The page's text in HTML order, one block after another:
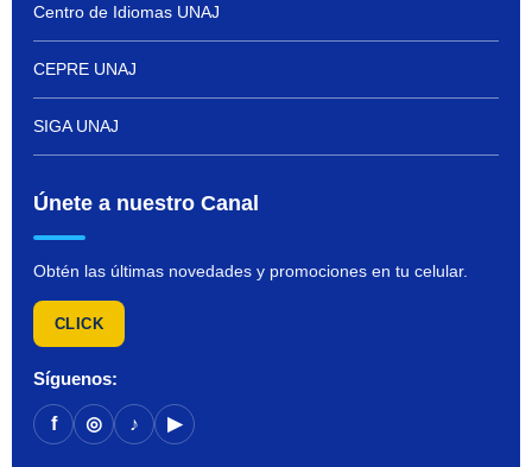
Centro de Idiomas UNAJ
CEPRE UNAJ
SIGA UNAJ
Únete a nuestro Canal
Obtén las últimas novedades y promociones en tu celular.
CLICK
Síguenos:
f ◎ ♪ ▶